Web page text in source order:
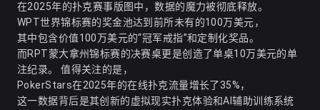
在2025年的扑克赛事版图中，数据的魔力被彻底释放。
WPT世界锦标赛的奖金池达到前所未有的100万美元，
其中包含价值100万美元的“冠军戒指”和定制化奖品。
而RPT蒙大拿州锦标赛的决赛桌更是创造了单桌10万美元的单
注纪录。 值得关注的是，
PokerStars在2025年的在线扑克流量增长了35%，
这一数据背后是其创新的虚拟现实扑克体验和AI辅助训练系统